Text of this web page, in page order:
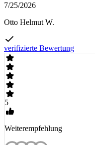
7/25/2026
Otto Helmut W.
verifizierte Bewertung
5
Weiterempfehlung